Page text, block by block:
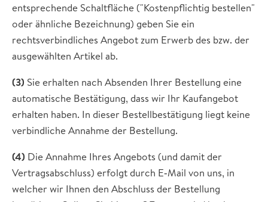
entsprechende Schaltfläche ("Kostenpflichtig bestellen"
oder ähnliche Bezeichnung) geben Sie ein
rechtsverbindliches Angebot zum Erwerb des bzw. der
ausgewählten Artikel ab.
(3) Sie erhalten nach Absenden Ihrer Bestellung eine
automatische Bestätigung, dass wir Ihr Kaufangebot
erhalten haben. In dieser Bestellbestätigung liegt keine
verbindliche Annahme der Bestellung.
(4) Die Annahme Ihres Angebots (und damit der
Vertragsabschluss) erfolgt durch E‐Mail von uns, in
welcher wir Ihnen den Abschluss der Bestellung